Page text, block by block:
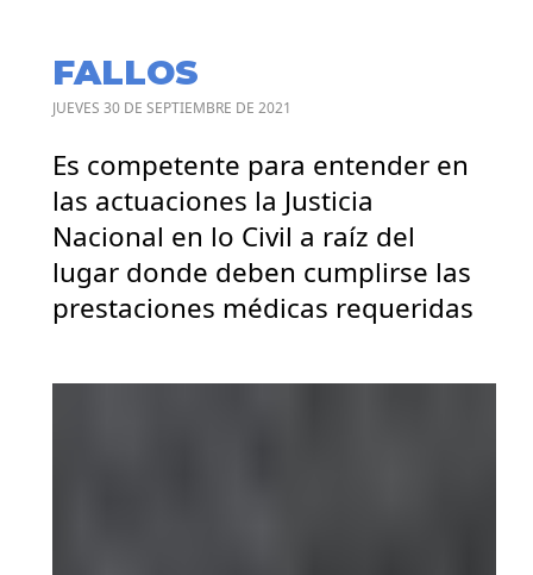
FALLOS
JUEVES 30 DE SEPTIEMBRE DE 2021
Es competente para entender en
las actuaciones la Justicia
Nacional en lo Civil a raíz del
lugar donde deben cumplirse las
prestaciones médicas requeridas